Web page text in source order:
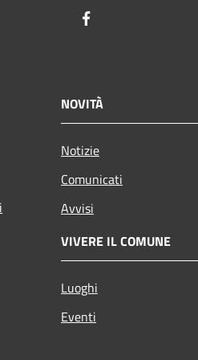
NOVITÀ
Notizie
Comunicati
Avvisi
VIVERE IL COMUNE
Luoghi
Eventi